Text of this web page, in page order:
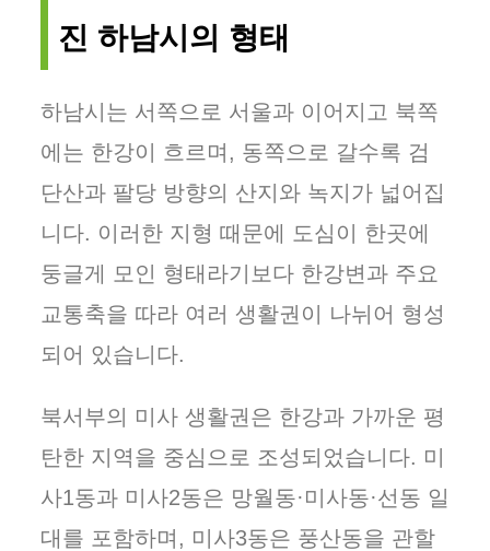
진 하남시의 형태
하남시는 서쪽으로 서울과 이어지고 북쪽
에는 한강이 흐르며, 동쪽으로 갈수록 검
단산과 팔당 방향의 산지와 녹지가 넓어집
니다. 이러한 지형 때문에 도심이 한곳에
둥글게 모인 형태라기보다 한강변과 주요
교통축을 따라 여러 생활권이 나뉘어 형성
되어 있습니다.
북서부의 미사 생활권은 한강과 가까운 평
탄한 지역을 중심으로 조성되었습니다. 미
사1동과 미사2동은 망월동·미사동·선동 일
대를 포함하며, 미사3동은 풍산동을 관할